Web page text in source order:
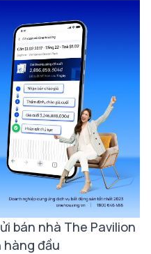
bán nhà The Pavilion
hàng đầu